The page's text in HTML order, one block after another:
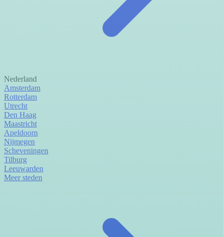
Nederland
Amsterdam
Rotterdam
Utrecht
Den Haag
Maastricht
Apeldoorn
Nijmegen
Scheveningen
Tilburg
Leeuwarden
Meer steden